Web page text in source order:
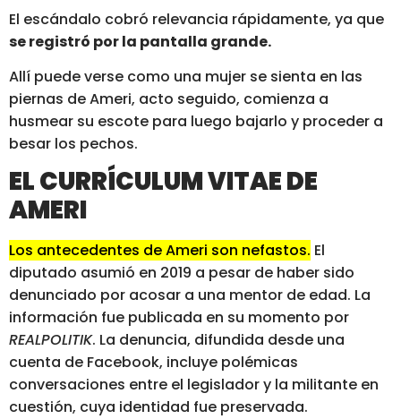
El escándalo cobró relevancia rápidamente, ya que
se registró por la pantalla grande.
Allí puede verse como una mujer se sienta en las
piernas de Ameri, acto seguido, comienza a
husmear su escote para luego bajarlo y proceder a
besar los pechos.
EL CURRÍCULUM VITAE DE
AMERI
Los antecedentes de Ameri son nefastos. El
diputado asumió en 2019 a pesar de haber sido
denunciado por acosar a una mentor de edad. La
información fue publicada en su momento por
REALPOLITIK. La denuncia, difundida desde una
cuenta de Facebook, incluye polémicas
conversaciones entre el legislador y la militante en
cuestión, cuya identidad fue preservada.